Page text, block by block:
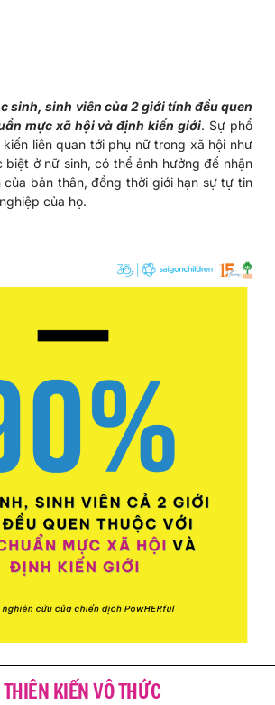
sinh, sinh viên của 2 giới tính đều quen
mực xã hội và định kiến giới. Sự phổ
liên quan tới phụ nữ trong xã hội như
biệt ở nữ sinh, có thể ảnh hưởng đế nhận
bản thân, đồng thời giới hạn sự tự tin
của họ.
KIẾN VÔ THỨC